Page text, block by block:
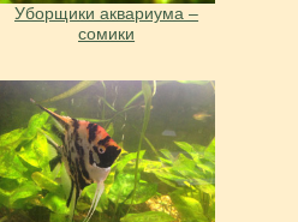
Уборщики аквариума –
сомики